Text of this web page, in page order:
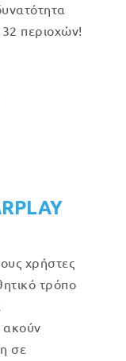
περιοχών!
χρήστες
τρόπο
ακούν
σε